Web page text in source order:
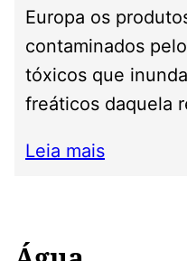
Europa os
contaminados
tóxicos que
freáticos daquela
Leia mais